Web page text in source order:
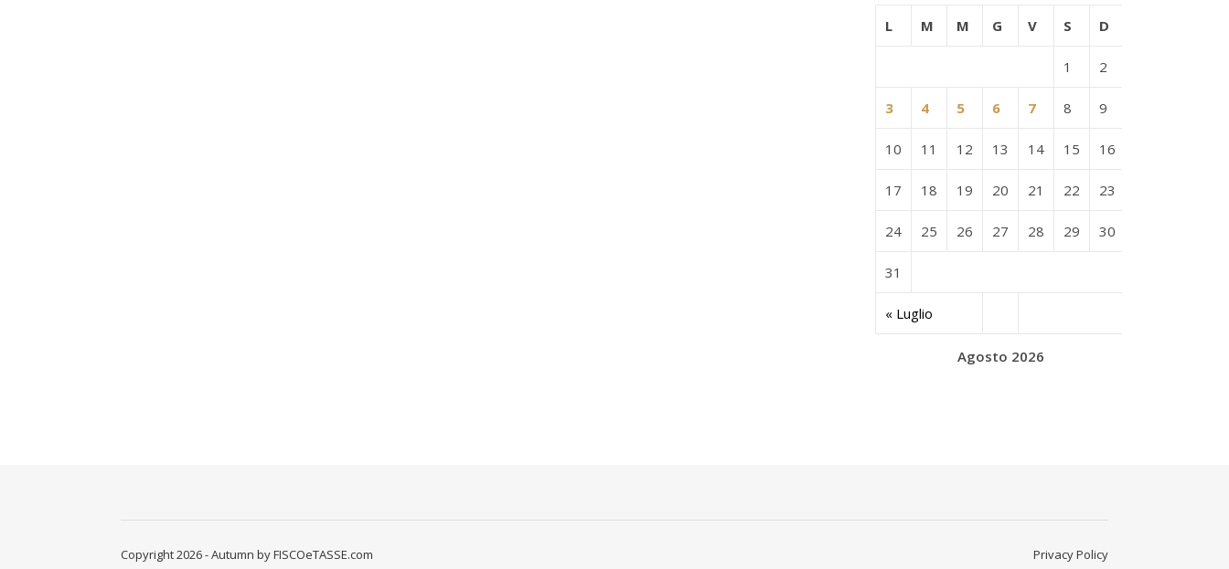
Agosto 2026
L M M G V S D
« Luglio
1 2
3 4 5 6 7 8 9
10 11 12 13 14 15 16
17 18 19 20 21 22 23
24 25 26 27 28 29 30
31
Privacy Policy
Copyright 2026 - Autumn by FISCOeTASSE.com